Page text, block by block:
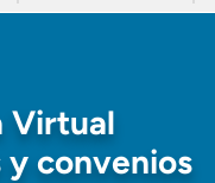
Virtual
convenios